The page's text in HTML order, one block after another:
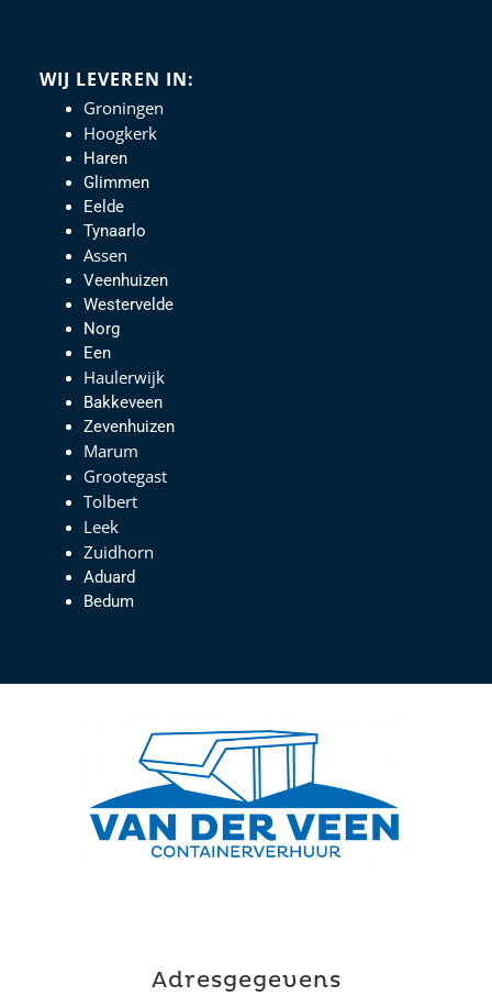
WIJ LEVEREN IN:
Groningen
Hoogkerk
Haren
Glimmen
Eelde
Tynaarlo
Assen
Veenhuizen
Westervelde
Norg
Een
Haulerwijk
Bakkeveen
Zevenhuizen
Marum
Grootegast
Tolbert
Leek
Zuidhorn
Aduard
Bedum
Adresgegevens